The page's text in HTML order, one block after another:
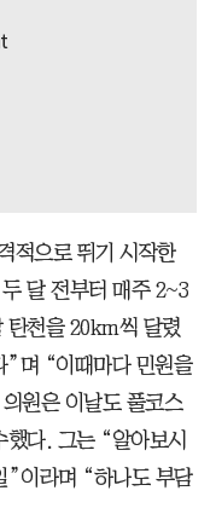
적으로 뛰기 시작한
달 전부터 매주 2~3
탄천을 20km씩 달렸
”며 “이때마다 민원을
원은 이날도 풀코스
다. 그는 “알아보시
”이라며 “하나도 부담